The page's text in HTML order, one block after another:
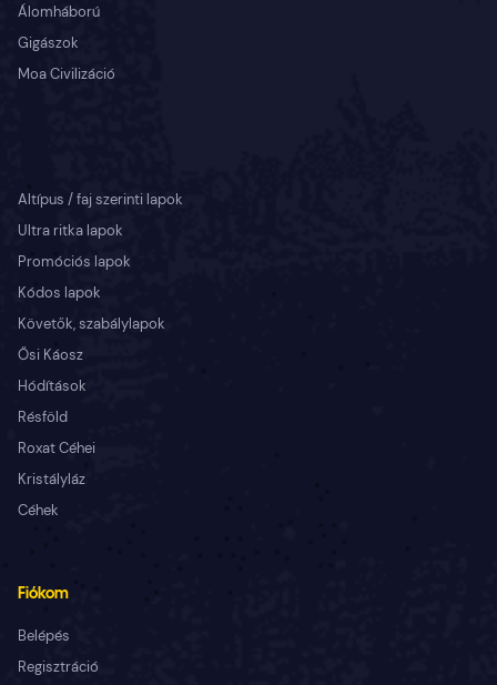
Álomháború
Gigászok
Moa Civilizáció
Altípus / faj szerinti lapok
Ultra ritka lapok
Promóciós lapok
Kódos lapok
Követők, szabálylapok
Ősi Káosz
Hódítások
Résföld
Roxat Céhei
Kristályláz
Céhek
Fiókom
Belépés
Regisztráció